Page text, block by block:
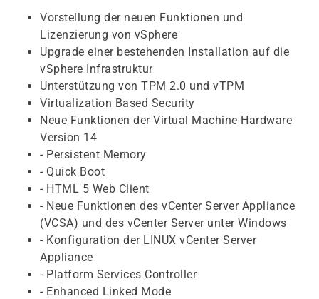
Vorstellung der neuen Funktionen und
Lizenzierung von vSphere
Upgrade einer bestehenden Installation auf die
vSphere Infrastruktur
Unterstützung von TPM 2.0 und vTPM
Virtualization Based Security
Neue Funktionen der Virtual Machine Hardware
Version 14
- Persistent Memory
- Quick Boot
- HTML 5 Web Client
- Neue Funktionen des vCenter Server Appliance
(VCSA) und des vCenter Server unter Windows
- Konfiguration der LINUX vCenter Server
Appliance
- Platform Services Controller
- Enhanced Linked Mode